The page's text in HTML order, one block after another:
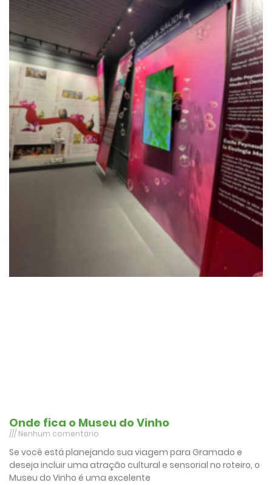
Onde fica o Museu do Vinho
Nenhum comentário
Se você está planejando sua viagem para Gramado e
deseja incluir uma atração cultural e sensorial no roteiro, o
Museu do Vinho é uma excelente